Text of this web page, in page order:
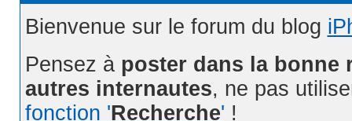
Bienvenue sur le forum du blog
Pensez à poster dans la bonne
autres internautes, ne pas
fonction 'Recherche' !